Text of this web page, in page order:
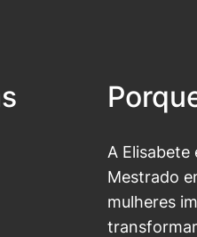
A
Mestrado
mulheres